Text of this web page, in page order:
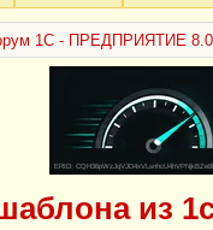
1С - ПРЕДПРИЯТИЕ 8.0
ERID:
из